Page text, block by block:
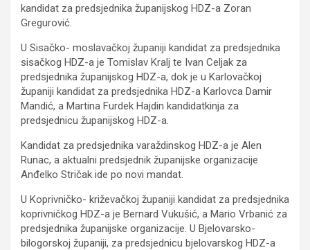
kandidat za predsjednika županijskog HDZ-a Zoran
Gregurović.
U Sisačko- moslavačkoj županiji kandidat za predsjednika
sisačkog HDZ-a je Tomislav Kralj te Ivan Celjak za
predsjednika županijskog HDZ-a, dok je u Karlovačkoj
županiji kandidat za predsjednika HDZ-a Karlovca Damir
Mandić, a Martina Furdek Hajdin kandidatkinja za
predsjednicu županijskog HDZ-a.
Kandidat za predsjednika varaždinskog HDZ-a je Alen
Runac, a aktualni predsjednik županijske organizacije
Anđelko Stričak ide po novi mandat.
U Koprivničko- križevačkoj županiji kandidat za predsjednika
koprivničkog HDZ-a je Bernard Vukušić, a Mario Vrbanić za
predsjednika županijske organizacije. U Bjelovarsko-
bilogorskoj županiji, za predsjednicu bjelovarskog HDZ-a